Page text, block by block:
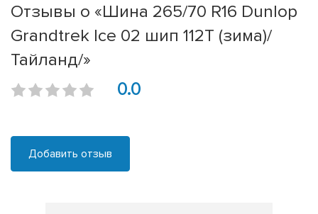
Отзывы о «Шина 265/70 R16 Dunlop
Grandtrek Ice 02 шип 112T (зима)/
Тайланд/»
0.0
Добавить отзыв